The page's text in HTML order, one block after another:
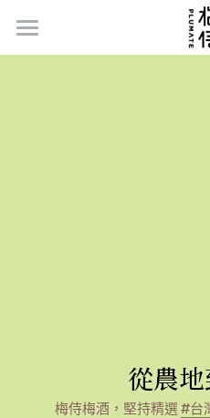
Home
聯絡我們
從農
梅侍梅酒，堅持精選 #台